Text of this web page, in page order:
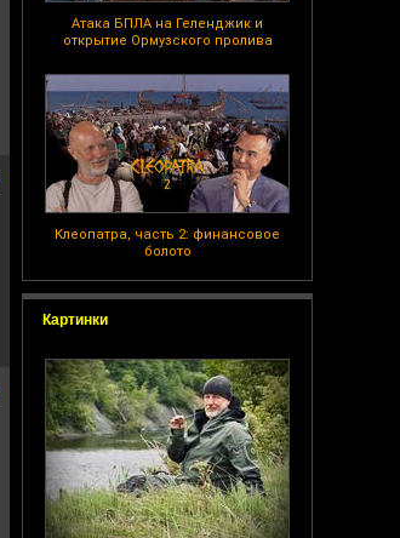
Атака БПЛА на Геленджик и
открытие Ормузского пролива
Клеопатра, часть 2: финансовое
болото
Картинки